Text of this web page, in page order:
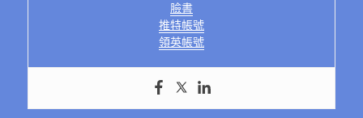
臉書
推特帳號
領英帳號